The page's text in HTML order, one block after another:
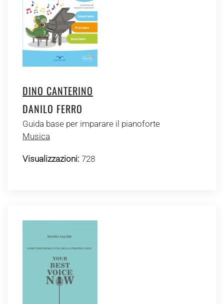
DINO CANTERINO
DANILO FERRO
Guida base per imparare il pianoforte
Musica
Visualizzazioni: 728